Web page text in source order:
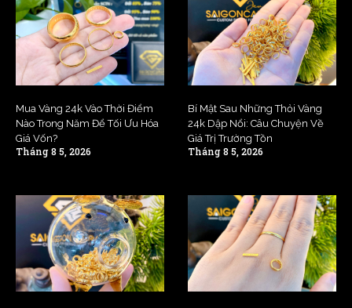
Mua Vàng 24k Vào Thời Điểm
Nào Trong Năm Để Tối Ưu Hóa
Giá Vốn?
Tháng 8 5, 2026
Bí Mật Sau Những Thỏi Vàng
24k Dập Nổi: Câu Chuyện Về
Giá Trị Trường Tồn
Tháng 8 5, 2026